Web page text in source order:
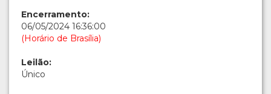
Encerramento:
06/05/2024 16:36:00
(Horário de Brasília)
Leilão:
Único